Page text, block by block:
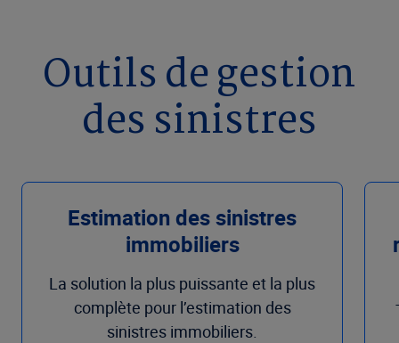
Outils de gestion
des sinistres
Estimation des sinistres
immobiliers
La solution la plus puissante et la plus
complète pour l’estimation des
sinistres immobiliers.